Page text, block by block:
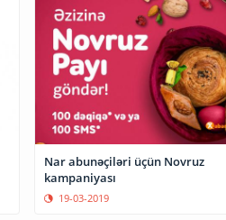
Nar abunəçiləri üçün Novruz
kampaniyası
19-03-2019